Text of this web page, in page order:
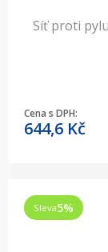
Síť proti
Cena s DPH:
644,6 Kč
Sleva5%